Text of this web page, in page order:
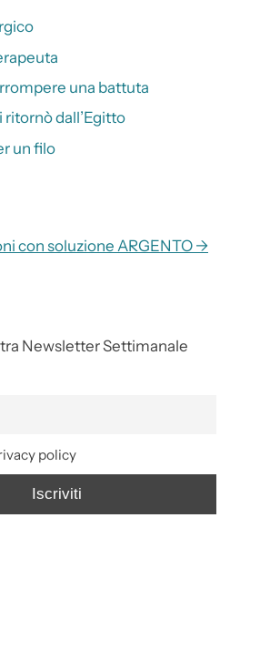
una battuta
ritornò dall’Egitto
un filo
con soluzione ARGENTO →
Newsletter Settimanale
policy